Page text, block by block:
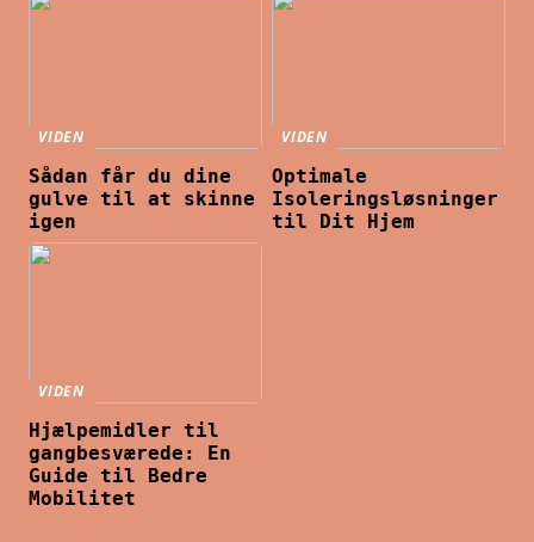
VIDEN
Sådan får du dine
gulve til at skinne
igen
VIDEN
Optimale
Isoleringsløsninger
til Dit Hjem
VIDEN
Hjælpemidler til
gangbesværede: En
Guide til Bedre
Mobilitet